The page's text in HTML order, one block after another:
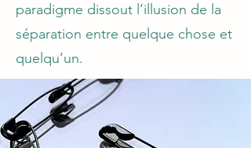
paradigme dissout l’illusion de la
séparation entre quelque chose et
quelqu’un.